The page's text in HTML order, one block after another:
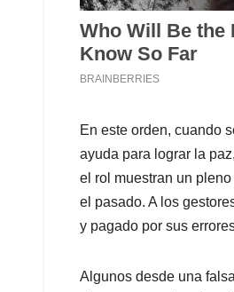
En este orden, cuando
ayuda para lograr la
el rol muestran un
el pasado. A los
y pagado por sus
Algunos desde una